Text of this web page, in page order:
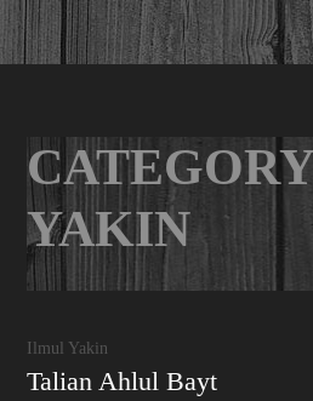
YAKIN
Ilmul Yakin
Talian Ahlul Bayt